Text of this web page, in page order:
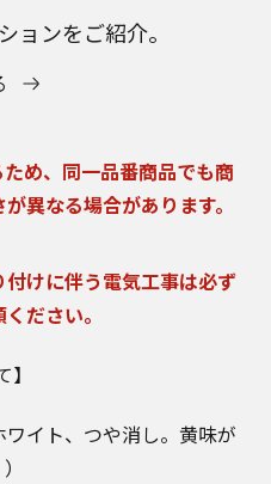
ョンをご紹介。
め、同一品番商品でも商
異なる場合があります。
けに伴う電気工事は必ず
ださい。
イト、つや消し。黄味が